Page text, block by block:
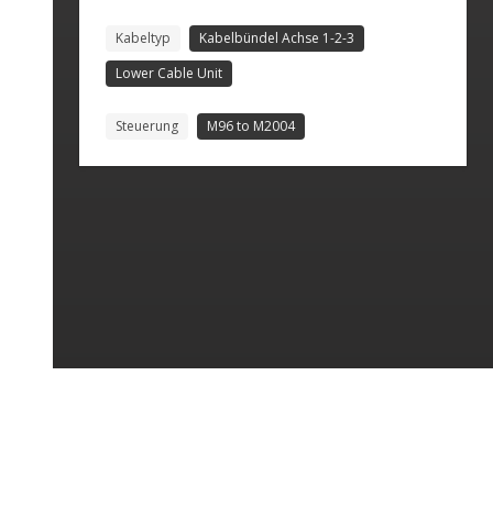
Kabeltyp
Kabelbündel Achse 1-2-3
Lower Cable Unit
Steuerung M96 to M2004